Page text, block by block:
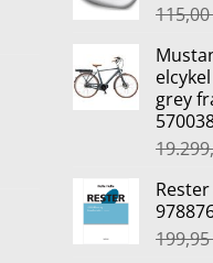
115,00
grey
199,95